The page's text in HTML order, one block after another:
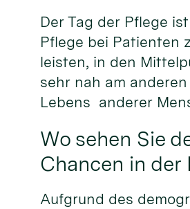
Der Tag der Pflege
Pflege bei Patienten
leisten, in den
sehr nah am
Lebens anderer
Wo sehen Sie
Chancen in der
Aufgrund des